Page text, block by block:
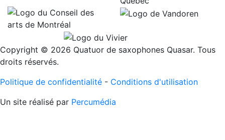
Copyright © 2026 Quatuor de saxophones Quasar. Tous
droits réservés.
Politique de confidentialité - Conditions d'utilisation
Un site réalisé par Percumédia